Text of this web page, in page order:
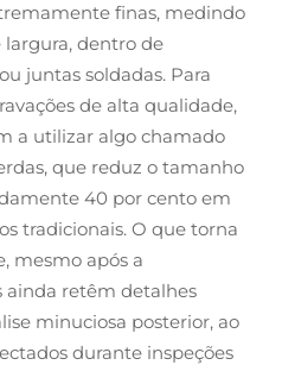
finas, medindo
largura, dentro de
juntas soldadas. Para
de alta qualidade,
a utilizar algo chamado
que reduz o tamanho
40 por cento em
tradicionais. O que torna
mesmo após a
ainda retêm detalhes
minuciosa posterior, ao
durante inspeções